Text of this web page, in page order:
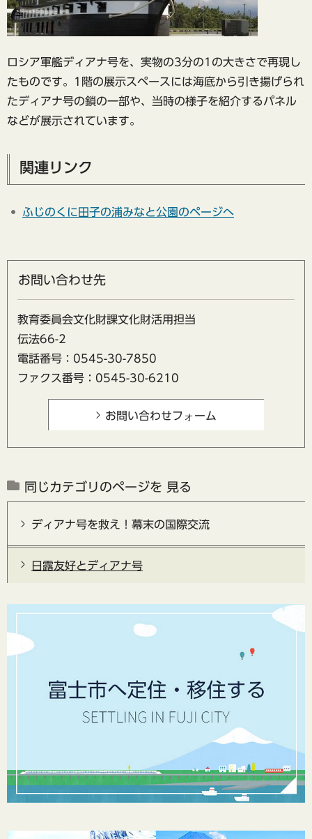
ロシア軍艦ディアナ号を、実物の3分の1の大きさで再現し
たものです。1階の展示スペースには海底から引き揚げられ
たディアナ号の鎖の一部や、当時の様子を紹介するパネル
などが展示されています。
関連リンク
ふじのくに田子の浦みなと公園のページへ
お問い合わせ先
教育委員会文化財課文化財活用担当
伝法66-2
電話番号：0545-30-7850
ファクス番号：0545-30-6210
同じカテゴリのページを 見る
ディアナ号を救え！幕末の国際交流
日露友好とディアナ号